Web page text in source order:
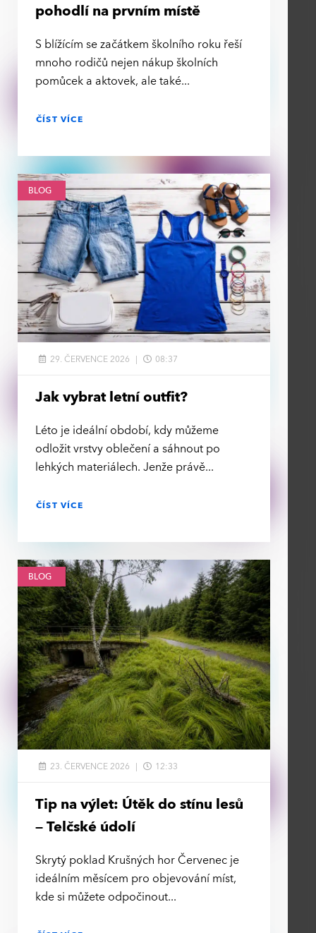
pohodlí na prvním místě
S blížícím se začátkem školního roku řeší
mnoho rodičů nejen nákup školních
pomůcek a aktovek, ale také
ČÍST VÍCE
BLOG
Jak vybrat letní outfit?
Léto je ideální období, kdy můžeme
odložit vrstvy oblečení a sáhnout po
lehkých materiálech. Jenže právě
ČÍST VÍCE
29. ČERVENCE 2026 08:37
BLOG
Tip na výlet: Útěk do stínu lesů
– Telčské údolí
Skrytý poklad Krušných hor Červenec je
ideálním měsícem pro objevování míst,
kde si můžete odpočinout
23. ČERVENCE 2026 12:33